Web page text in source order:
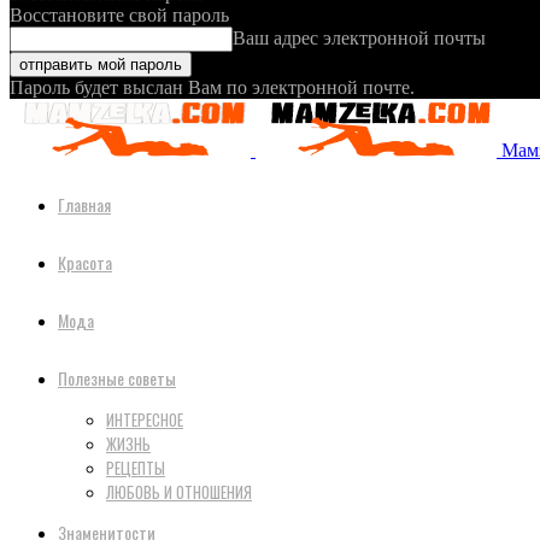
Восстановите свой пароль
Ваш адрес электронной почты
Пароль будет выслан Вам по электронной почте.
Главная
Красота
Мода
Полезные советы
ИНТЕРЕСНОЕ
ЖИЗНЬ
РЕЦЕПТЫ
ЛЮБОВЬ И ОТНОШЕНИЯ
Знаменитости